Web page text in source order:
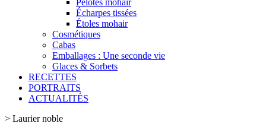
Pelotes mohair
Écharpes tissées
Étoles mohair
Cosmétiques
Cabas
Emballages : Une seconde vie
Glaces & Sorbets
RECETTES
PORTRAITS
ACTUALITÉS
> Laurier noble